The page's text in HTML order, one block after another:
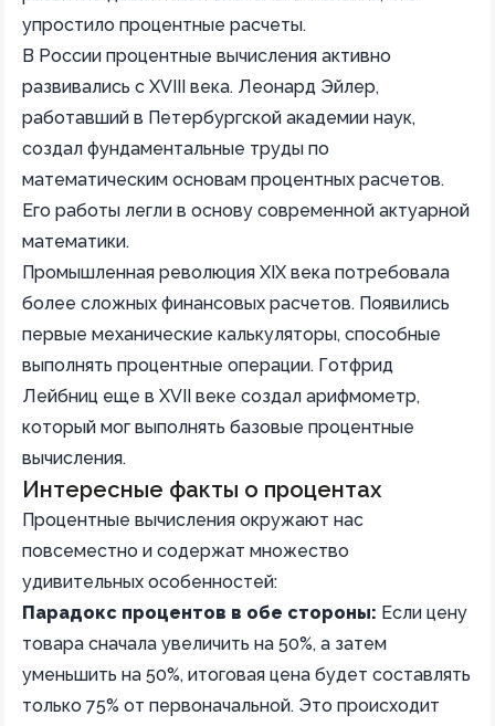
упростило процентные расчеты.
В России процентные вычисления активно
развивались с XVIII века. Леонард Эйлер,
работавший в Петербургской академии наук,
создал фундаментальные труды по
математическим основам процентных расчетов.
Его работы легли в основу современной актуарной
математики.
Промышленная революция XIX века потребовала
более сложных финансовых расчетов. Появились
первые механические калькуляторы, способные
выполнять процентные операции. Готфрид
Лейбниц еще в XVII веке создал арифмометр,
который мог выполнять базовые процентные
вычисления.
Интересные факты о процентах
Процентные вычисления окружают нас
повсеместно и содержат множество
удивительных особенностей:
Парадокс процентов в обе стороны: Если цену
товара сначала увеличить на 50%, а затем
уменьшить на 50%, итоговая цена будет составлять
только 75% от первоначальной. Это происходит